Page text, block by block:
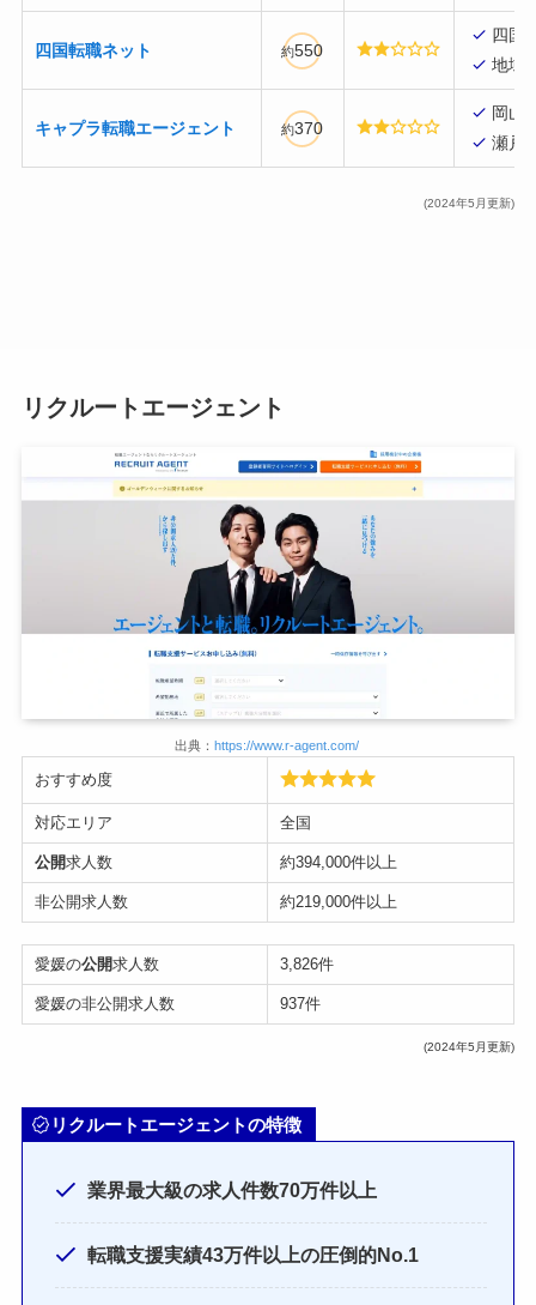
四国転職ネット 約550
四国
地域
キャプラ転職エージェント 約370
岡山
瀬戸
(2024年5月更新)
リクルートエージェント
出典：https://www.r-agent.com/
おすすめ度
対応エリア 全国
公開求人数 約394,000件以上
非公開求人数 約219,000件以上
愛媛の公開求人数 3,826件
愛媛の非公開求人数 937件
(2024年5月更新)
リクルートエージェントの特徴
業界最大級の求人件数70万件以上
転職支援実績43万件以上の圧倒的No.1